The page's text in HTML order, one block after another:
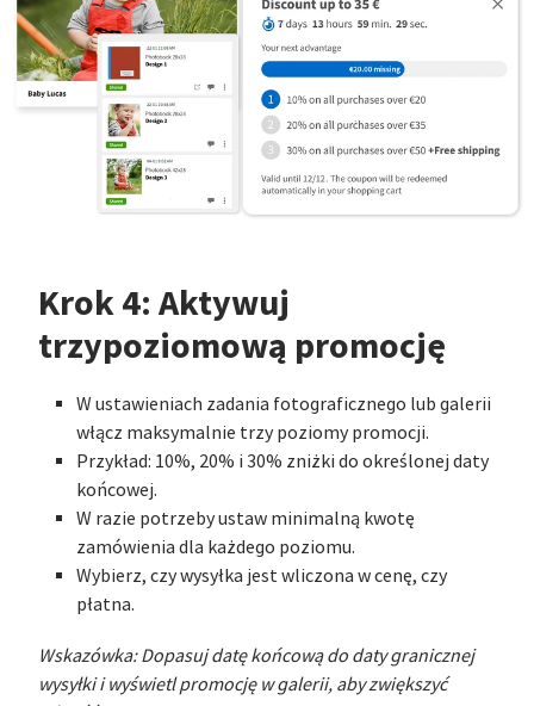
Krok 4: Aktywuj
trzypoziomową promocję
W ustawieniach zadania fotograficznego lub galerii
włącz maksymalnie trzy poziomy promocji.
Przykład: 10%, 20% i 30% zniżki do określonej daty
końcowej.
W razie potrzeby ustaw minimalną kwotę
zamówienia dla każdego poziomu.
Wybierz, czy wysyłka jest wliczona w cenę, czy
płatna.
Wskazówka: Dopasuj datę końcową do daty granicznej
wysyłki i wyświetl promocję w galerii, aby zwiększyć